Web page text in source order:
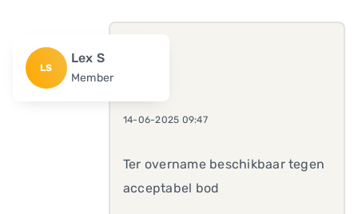
LS
Lex S
Member
14-06-2025 09:47
Ter overname beschikbaar tegen
acceptabel bod